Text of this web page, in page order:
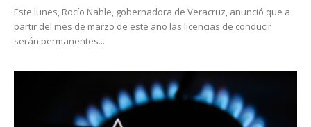
Este lunes, Rocío Nahle, gobernadora de Veracruz, anunció que a
partir del mes de marzo de este año las licencias de conducir
serán permanentes...